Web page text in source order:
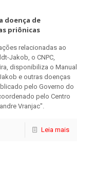
doença de
priônicas
relacionadas ao
Jakob, o CNPC,
disponibiliza o Manual
e outras doenças
pelo Governo do
pelo Centro
Vranjac".
Leia mais